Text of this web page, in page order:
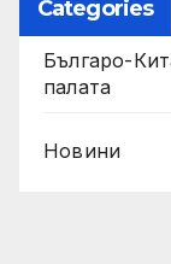
Categories
Българо-
палaта
Новини